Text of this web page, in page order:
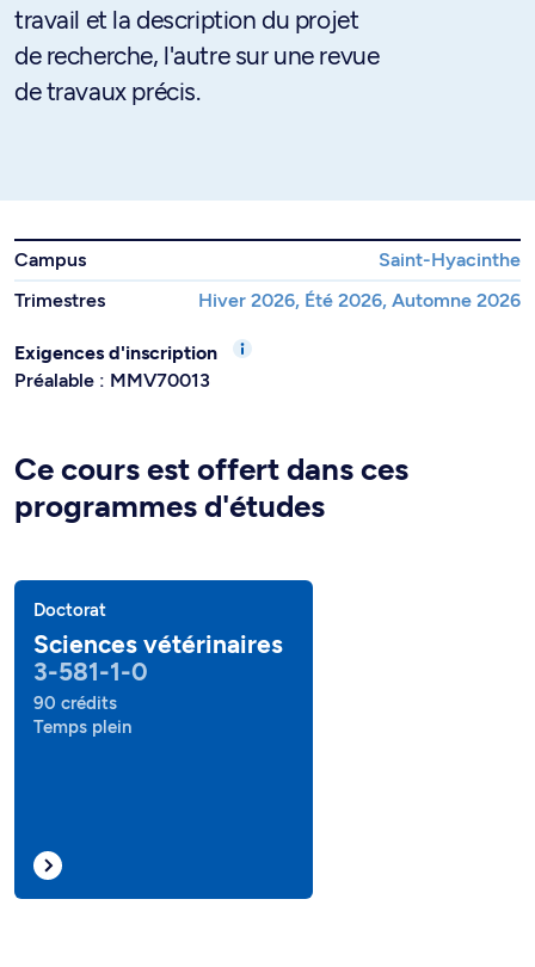
travail et la description du projet
de recherche, l'autre sur une revue
de travaux précis.
Campus
Saint-Hyacinthe
Trimestres
Hiver 2026, Été 2026, Automne 2026
Exigences d'inscription
Préalable : MMV70013
Ce cours est offert dans ces
programmes d'études
Doctorat
Sciences vétérinaires
3-581-1-0
90 crédits
Temps plein